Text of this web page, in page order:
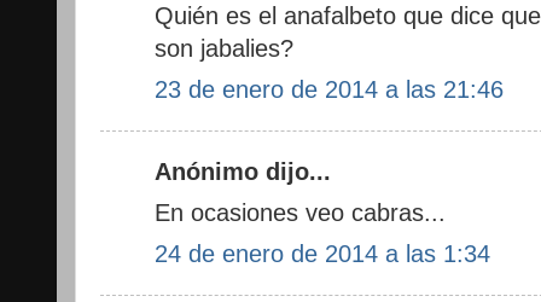
Quién es el anafalbeto que dice
son jabalies?
23 de enero de 2014 a las 21:46
Anónimo dijo...
En ocasiones veo cabras...
24 de enero de 2014 a las 1:34